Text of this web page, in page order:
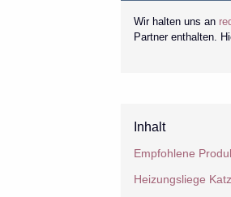
Wir halten uns an
Partner enthalten.
Inhalt
Empfohlene
Heizungsliege